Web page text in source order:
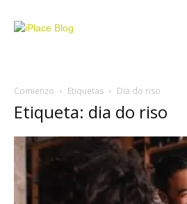
Comienzo Etiquetas Dia do riso
Etiqueta: dia do riso